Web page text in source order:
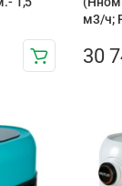
м3/ч;
30